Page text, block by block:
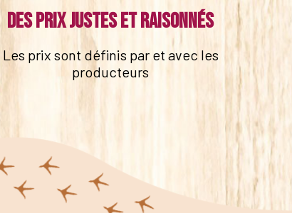
Des prix justes et raisonnés
Les prix sont définis par et avec les
producteurs